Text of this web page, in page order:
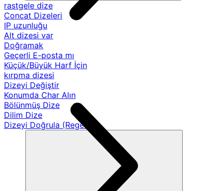
rastgele dize
Concat Dizeleri
IP uzunluğu
Alt dizesi var
Doğramak
Geçerli E-posta mı
Küçük/Büyük Harf İçin
kırpma dizesi
Dizeyi Değiştir
Konumda Char Alın
Bölünmüş Dize
Dilim Dize
Dizeyi Doğrula (Regex)